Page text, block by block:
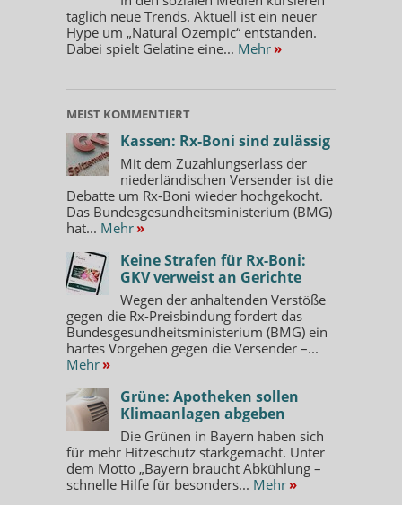
täglich neue Trends. Aktuell ist ein neuer
Hype um „Natural Ozempic“ entstanden.
Dabei spielt Gelatine eine... Mehr »
MEIST KOMMENTIERT
Kassen: Rx-Boni sind zulässig
Mit dem Zuzahlungserlass der
niederländischen Versender ist die
Debatte um Rx-Boni wieder hochgekocht.
Das Bundesgesundheitsministerium (BMG)
hat... Mehr »
Keine Strafen für Rx-Boni:
GKV verweist an Gerichte
Wegen der anhaltenden Verstöße
gegen die Rx-Preisbindung fordert das
Bundesgesundheitsministerium (BMG) ein
hartes Vorgehen gegen die Versender –...
Mehr »
Grüne: Apotheken sollen
Klimaanlagen abgeben
Die Grünen in Bayern haben sich
für mehr Hitzeschutz starkgemacht. Unter
dem Motto „Bayern braucht Abkühlung –
schnelle Hilfe für besonders... Mehr »